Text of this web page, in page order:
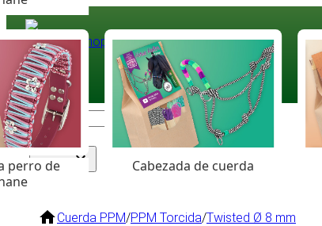
Paracord
Coloured Cord Paradise
Surtido
perro de
Cabezada de cuerda
Cuerda PPM/PPM Torcida/Twisted Ø 8 mm